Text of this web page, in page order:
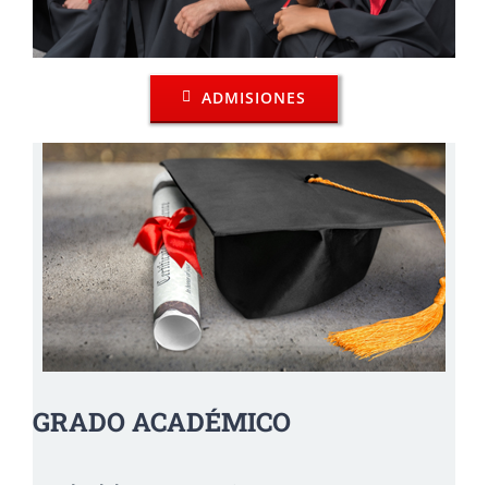
ADMISIONES
GRADO ACADÉMICO